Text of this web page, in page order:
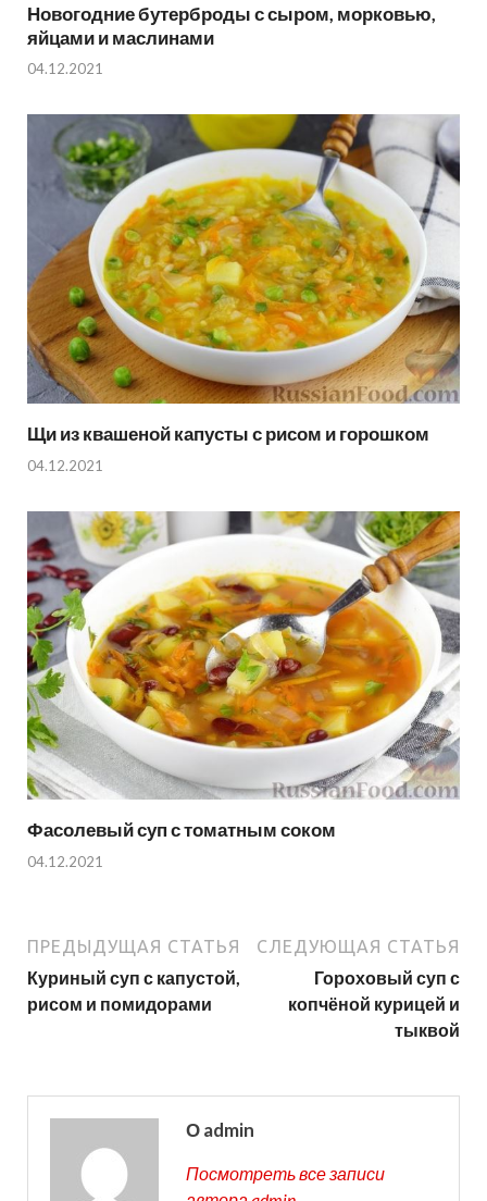
Новогодние бутерброды с сыром, морковью,
яйцами и маслинами
04.12.2021
Щи из квашеной капусты с рисом и горошком
04.12.2021
Фасолевый суп с томатным соком
04.12.2021
ПРЕДЫДУЩАЯ СТАТЬЯ
Куриный суп с капустой,
рисом и помидорами
СЛЕДУЮЩАЯ СТАТЬЯ
Гороховый суп с
копчёной курицей и
тыквой
О admin
Посмотреть все записи